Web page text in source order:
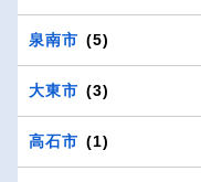
泉南市 (5)
大東市 (3)
高石市 (1)